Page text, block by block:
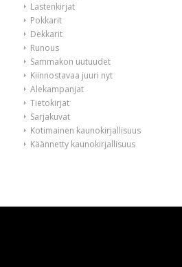
Lastenkirjat
Pokkarit
Dekkarit
Runous
Sammakon uutuudet
Kiinnostavaa juuri nyt
Alekampanjat
Tietokirjat
Sarjakuvat
Kotimainen kaunokirjallisuus
Käännetty kaunokirjallisuus